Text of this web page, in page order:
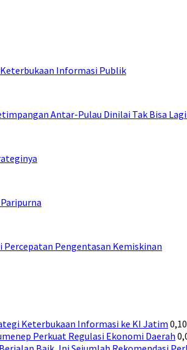
Informasi Publik
Antar-Pulau Dinilai Tak Bisa
Percepatan Pengentasan Kemiskinan
Keterbukaan Informasi ke KI Jatim
Perkuat Regulasi Ekonomi Daerah